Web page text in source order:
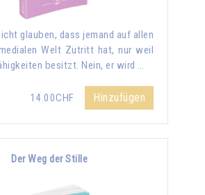
glauben, dass jemand auf allen
Welt Zutritt hat, nur weil
besitzt. Nein, er wird …
14.00CHF Hinzufügen
Der Weg der Stille